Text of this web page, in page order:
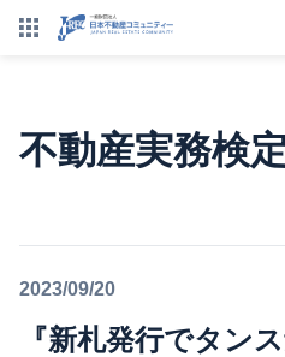
不動産実務検
2023/09/20
『新札発行でタン